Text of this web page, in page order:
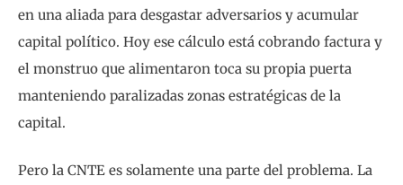
en una aliada para desgastar adversarios y acumular
capital político. Hoy ese cálculo está cobrando factura y
el monstruo que alimentaron toca su propia puerta
manteniendo paralizadas zonas estratégicas de la
capital.
Pero la CNTE es solamente una parte del problema. La